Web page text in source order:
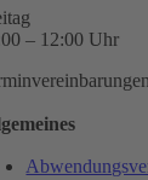
– 12:00 Uhr